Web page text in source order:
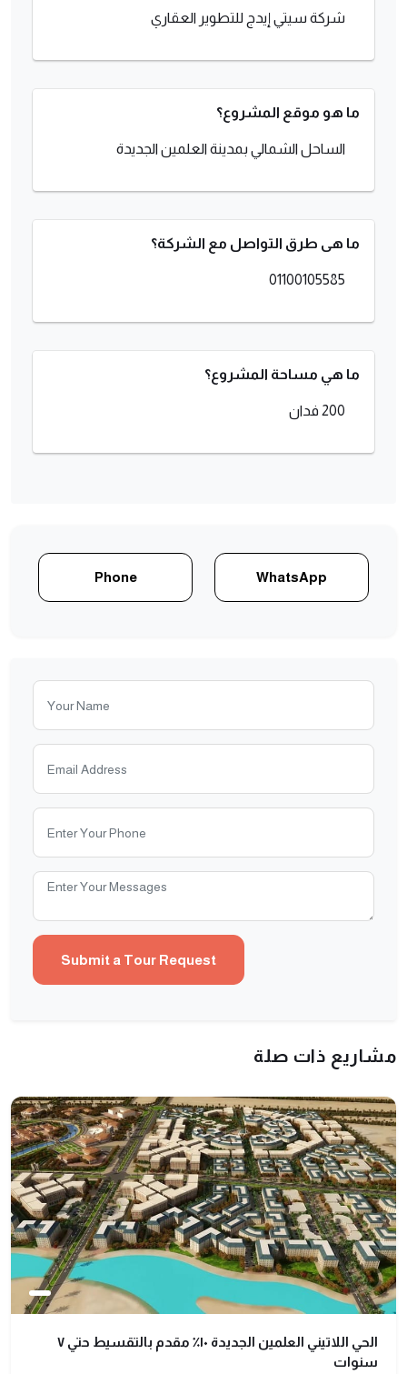
شركة سيتي إيدج للتطوير العقاري
ما هو موقع المشروع؟
الساحل الشمالي بمدينة العلمين الجديدة
ما هى طرق التواصل مع الشركة؟
01100105585
ما هي مساحة المشروع؟
200 فدان
WhatsApp
Phone
مشاريع ذات صلة
الحي اللاتيني العلمين الجديدة ١٠٪ مقدم بالتقسيط حتي ٧
سنوات